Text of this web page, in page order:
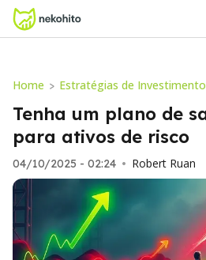
Home > Estratégias de Investimento
Tenha um plano de
para ativos de risco
04/10/2025 - 02:24 • Robert Ruan